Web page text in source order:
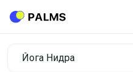
Йога Нидра